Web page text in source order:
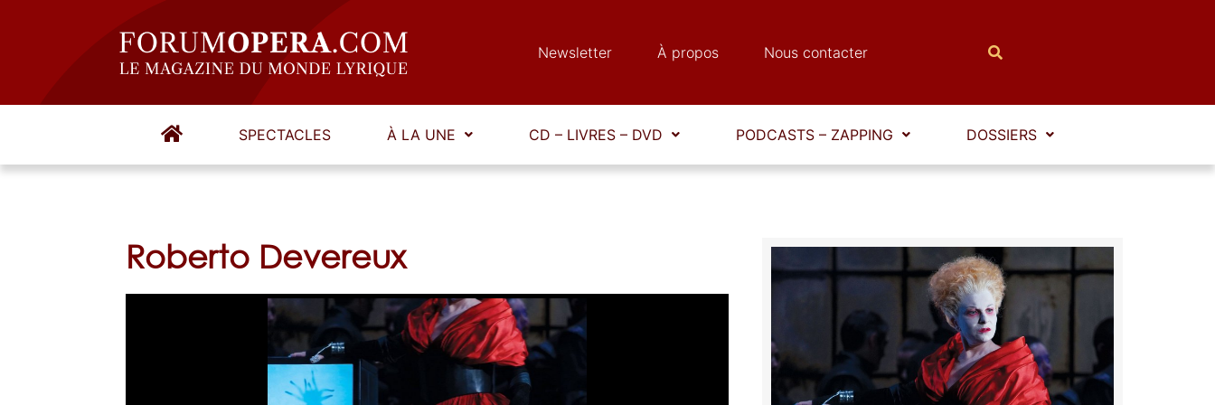
Newsletter À propos Nous contacter
SPECTACLES À LA UNE CD – LIVRES – DVD PODCASTS – ZAPPING DOSSIERS
Roberto Devereux